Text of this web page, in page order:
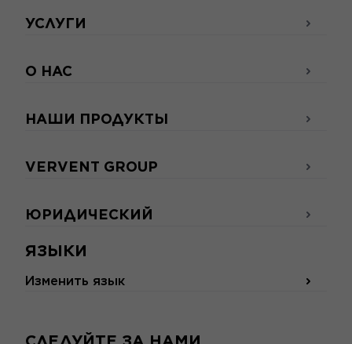
ЯЗЫКИ
Изменить язык
УСЛУГИ
О НАС
НАШИ ПРОДУКТЫ
VERVENT GROUP
ЮРИДИЧЕСКИЙ